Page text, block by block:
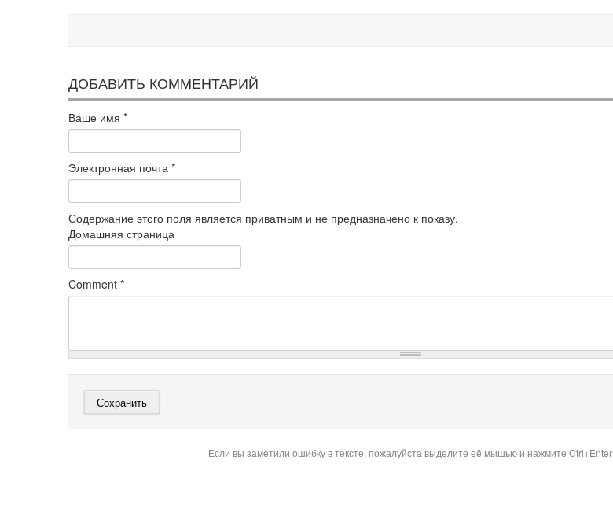
ДОБАВИТЬ КОММЕНТАРИЙ
Ваше имя *
Электронная почта *
Содержание этого поля является приватным и не предназначено к показу.
Домашняя страница
Comment *
Если вы заметили ошибку в тексте, пожалуйста выделите её мышью и нажмите Ctrl+Enter